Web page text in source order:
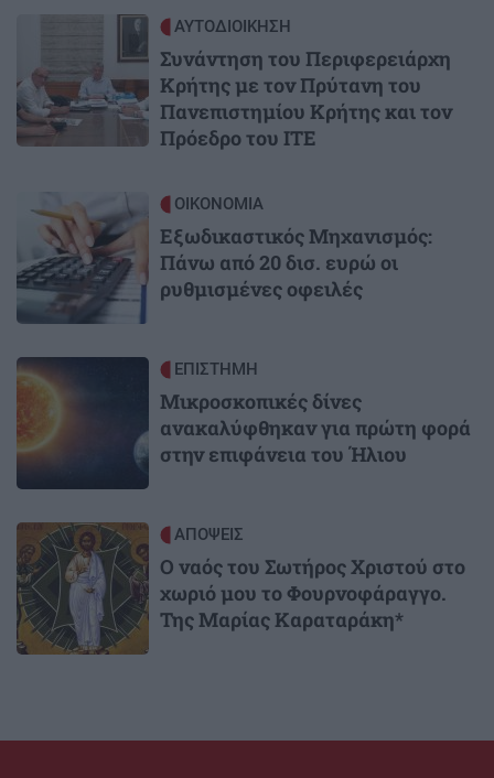
ΑΥΤΟΔΙΟΙΚΗΣΗ
Συνάντηση του Περιφερειάρχη
Κρήτης με τον Πρύτανη του
Πανεπιστημίου Κρήτης και τον
Πρόεδρο του ΙΤΕ
ΟΙΚΟΝΟΜΙΑ
Εξωδικαστικός Μηχανισμός:
Πάνω από 20 δισ. ευρώ οι
ρυθμισμένες οφειλές
Image ΕΠΙΣΤΗΜΗ
Μικροσκοπικές δίνες
ανακαλύφθηκαν για πρώτη φορά
στην επιφάνεια του Ήλιου
Image ΑΠΟΨΕΙΣ
Ο ναός του Σωτήρος Χριστού στο
χωριό μου το Φουρνοφάραγγο.
Της Μαρίας Καραταράκη*